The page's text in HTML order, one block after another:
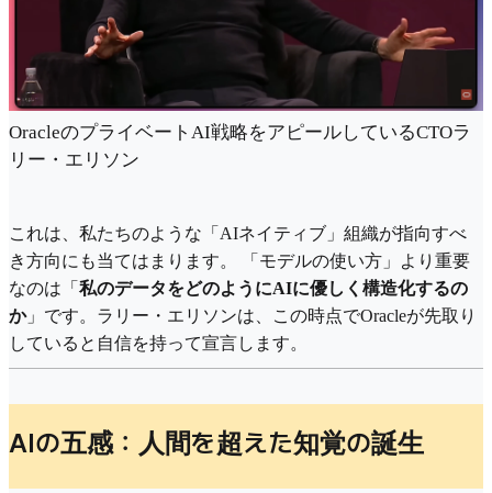
OracleのプライベートAI戦略をアピールしているCTOラ
リー・エリソン
これは、私たちのような「AIネイティブ」組織が指向すべ
き方向にも当てはまります。 「モデルの使い方」より重要
なのは「 私のデータをどのようにAIに優しく構造化するの
か」です。ラリー・エリソンは、この時点でOracleが先取り
していると自信を持って宣言します。
AIの五感：人間を超えた知覚の誕生